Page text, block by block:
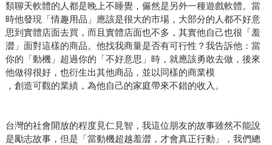
類聊天軟體的人都是晚上不睡覺，儼然是另外一種遊戲軟體。當
時他發現「情趣用品」應該是很大的市場，大部分的人都不好意
思到實體店面去買，而且實體店面也不多，其實他自己也很「羞
澀」面對這樣的商品。他找我商量是否有可行性？我告訴他：當
你的「動機」超過你的「不好意思」時，就應該勇敢去做，後來
他做得很好，也衍生出其他商品，並以同樣的商業模
，創造可觀的業績，為他自己的家庭帶來不錯的收入。
台灣的社會開放的程度見仁見智，我這位朋友的故事雖然不能說
是勵志故事，但是「當動機超越羞澀，才會真正行動」，我們總